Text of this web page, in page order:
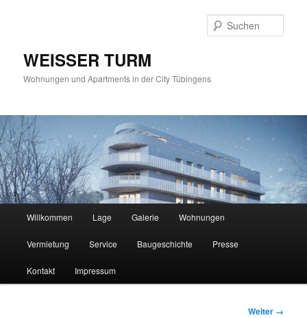
WEISSER TURM
Wohnungen und Apartments in der City Tübingens
Zum
Inhalt
wechseln
Willkommen Lage Galerie Wohnungen
Vermietung Service Baugeschichte Presse
Kontakt Impressum
Bilder-
Weiter →